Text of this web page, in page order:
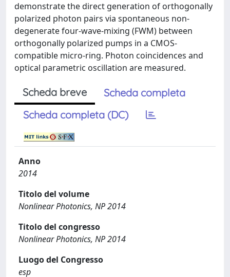
demonstrate the direct generation of orthogonally
polarized photon pairs via spontaneous non-
degenerate four-wave-mixing (FWM) between
orthogonally polarized pumps in a CMOS-
compatible micro-ring. Photon coincidences and
optical parametric oscillation are measured.
Scheda breve
Scheda completa
Scheda completa (DC)
Anno
2014
Titolo del volume
Nonlinear Photonics, NP 2014
Titolo del congresso
Nonlinear Photonics, NP 2014
Luogo del Congresso
esp